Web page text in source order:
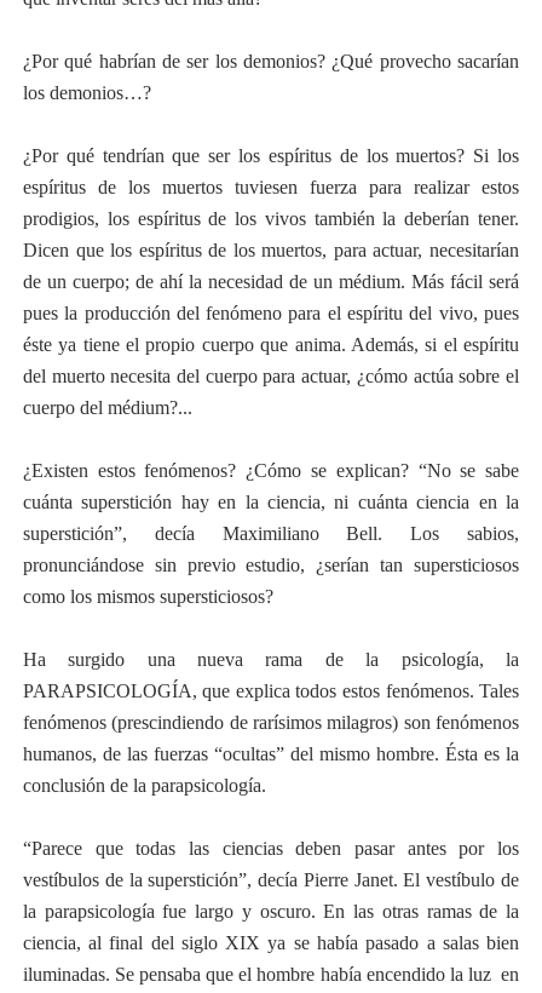
¿Por qué habrían de ser los demonios? ¿Qué provecho sacarían
los demonios…?
¿Por qué tendrían que ser los espíritus de los muertos? Si los
espíritus de los muertos tuviesen fuerza para realizar estos
prodigios, los espíritus de los vivos también la deberían tener.
Dicen que los espíritus de los muertos, para actuar, necesitarían
de un cuerpo; de ahí la necesidad de un médium. Más fácil será
pues la producción del fenómeno para el espíritu del vivo, pues
éste ya tiene el propio cuerpo que anima. Además, si el espíritu
del muerto necesita del cuerpo para actuar, ¿cómo actúa sobre el
cuerpo del médium?...
¿Existen estos fenómenos? ¿Cómo se explican? “No se sabe
cuánta superstición hay en la ciencia, ni cuánta ciencia en la
superstición”, decía Maximiliano Bell. Los sabios,
pronunciándose sin previo estudio, ¿serían tan supersticiosos
como los mismos supersticiosos?
Ha surgido una nueva rama de la psicología, la
PARAPSICOLOGÍA, que explica todos estos fenómenos. Tales
fenómenos (prescindiendo de rarísimos milagros) son fenómenos
humanos, de las fuerzas “ocultas” del mismo hombre. Ésta es la
conclusión de la parapsicología.
“Parece que todas las ciencias deben pasar antes por los
vestíbulos de la superstición”, decía Pierre Janet. El vestíbulo de
la parapsicología fue largo y oscuro. En las otras ramas de la
ciencia, al final del siglo XIX ya se había pasado a salas bien
iluminadas. Se pensaba que el hombre había encendido la luz en